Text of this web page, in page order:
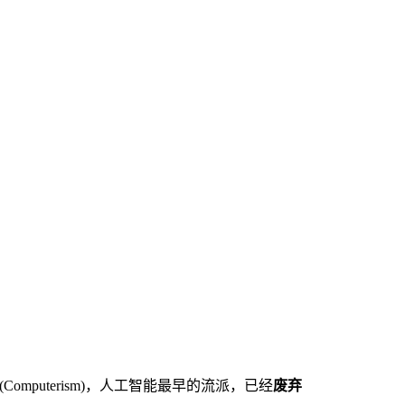
，人工智能最早的流派，已经废弃